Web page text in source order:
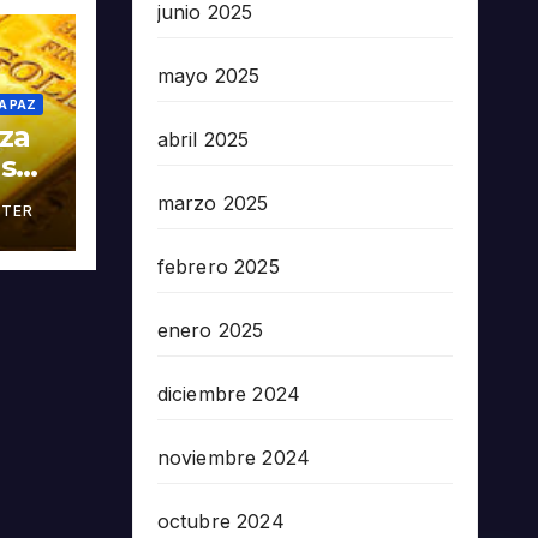
PAZ
junio 2025
mayo 2025
abril 2025
marzo 2025
febrero 2025
enero 2025
diciembre 2024
noviembre 2024
octubre 2024